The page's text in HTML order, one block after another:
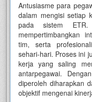
Antusiasme para
dalam mengisi setiap
pada sistem ETR.
mempertimbangkan
tim, serta
sehari-hari. Proses ini
kerja yang saling
antarpegawai.
diperoleh diharapkan
objektif mengenai